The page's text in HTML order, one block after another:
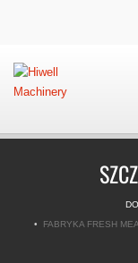
FABRYKA FRESH